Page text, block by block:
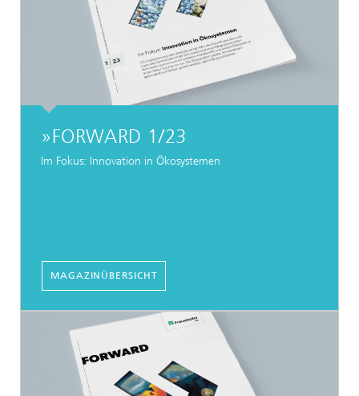
»FORWARD 1/23
Im Fokus: Innovation in Ökosystemen
MAGAZINÜBERSICHT